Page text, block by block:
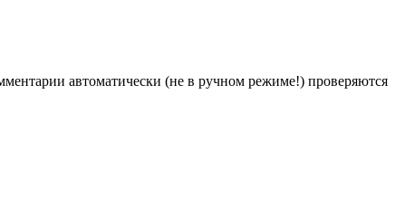
автоматически (не в ручном режиме!) проверяются